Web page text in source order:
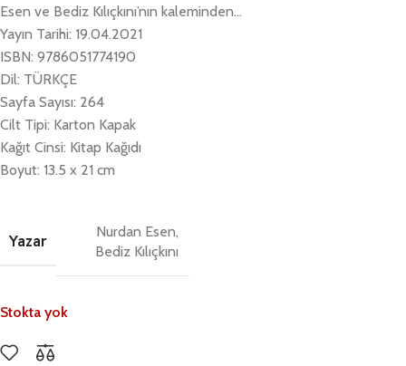
Esen ve Bediz Kılıçkını’nın kaleminden…
Yayın Tarihi: 19.04.2021
ISBN: 9786051774190
Dil: TÜRKÇE
Sayfa Sayısı: 264
Cilt Tipi: Karton Kapak
Kağıt Cinsi: Kitap Kağıdı
Boyut: 13.5 x 21 cm
Yazar
Nurdan Esen,
Bediz Kılıçkını
Stokta yok